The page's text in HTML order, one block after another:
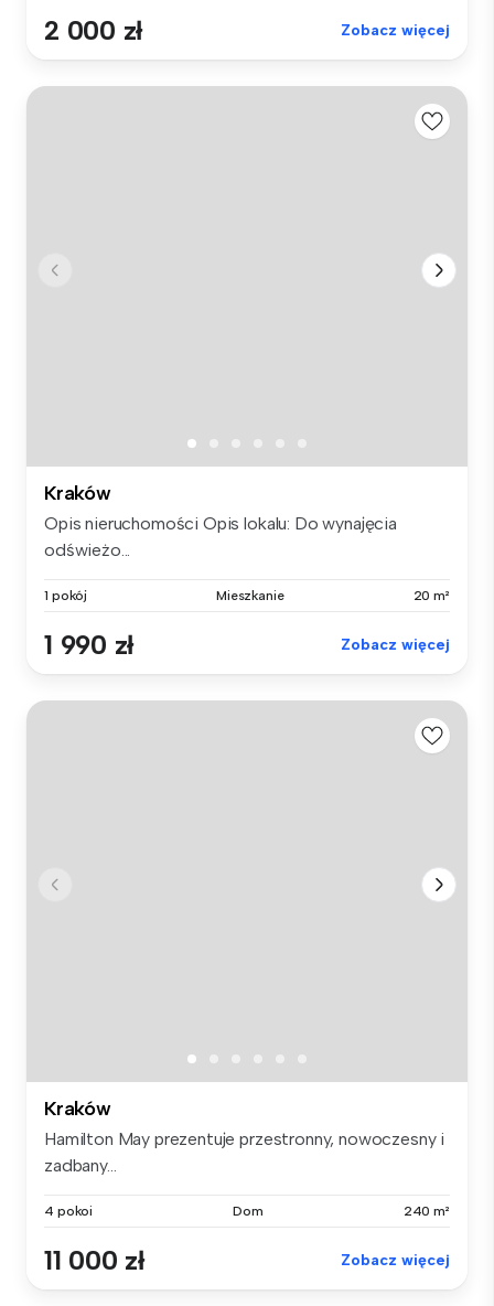
2 000 zł Zobacz więcej
Kraków
Opis nieruchomości Opis lokalu: Do wynajęcia
odświeżo...
1 pokój Mieszkanie 20 m²
1 990 zł Zobacz więcej
Kraków
Hamilton May prezentuje przestronny, nowoczesny i
zadbany...
4 pokoi Dom 240 m²
11 000 zł Zobacz więcej